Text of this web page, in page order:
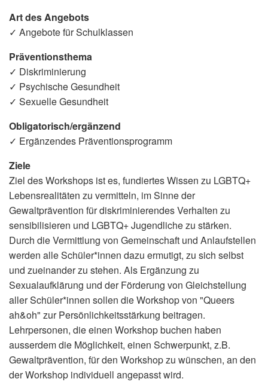
Art des Angebots
✓ Angebote für Schulklassen
Präventionsthema
✓ Diskriminierung
✓ Psychische Gesundheit
✓ Sexuelle Gesundheit
Obligatorisch/ergänzend
✓ Ergänzendes Präventionsprogramm
Ziele
Ziel des Workshops ist es, fundiertes Wissen zu LGBTQ+
Lebensrealitäten zu vermitteln, im Sinne der
Gewaltprävention für diskriminierendes Verhalten zu
sensibilisieren und LGBTQ+ Jugendliche zu stärken.
Durch die Vermittlung von Gemeinschaft und Anlaufstellen
werden alle Schüler*innen dazu ermutigt, zu sich selbst
und zueinander zu stehen. Als Ergänzung zu
Sexualaufklärung und der Förderung von Gleichstellung
aller Schüler*innen sollen die Workshop von "Queers
ah&oh" zur Persönlichkeitsstärkung beitragen.
Lehrpersonen, die einen Workshop buchen haben
ausserdem die Möglichkeit, einen Schwerpunkt, z.B.
Gewaltprävention, für den Workshop zu wünschen, an den
der Workshop individuell angepasst wird.